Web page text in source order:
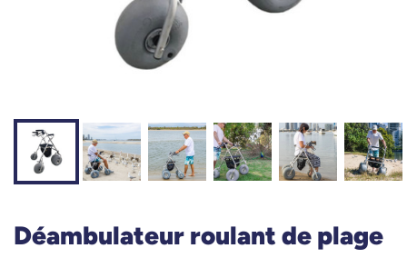
Déambulateur roulant de plage